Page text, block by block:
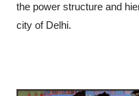
the power structure and
city of Delhi.